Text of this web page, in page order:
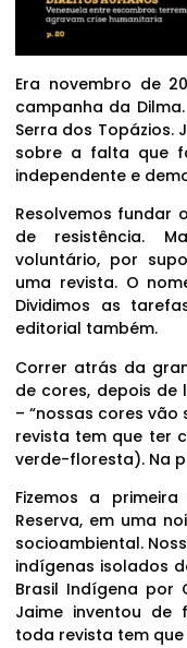
Era novembro de
campanha da
Serra dos Topázios.
sobre a falta que
independente e
Resolvemos fundar
de resistência.
voluntário, por
uma revista. O
Dividimos as
editorial também.
Correr atrás da
de cores, depois de
– “nossas cores
revista tem que ter
verde-floresta). Na
Fizemos a
Reserva, em uma
socioambiental.
indígenas isolados
Brasil Indígena por
Jaime inventou de
toda revista tem que